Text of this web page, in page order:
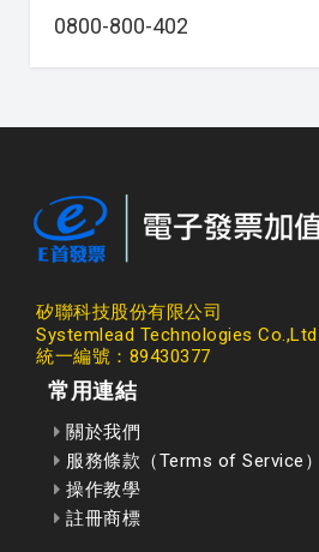
0800-800-402
矽聯科技股份有限公司
Systemlead Technologies Co.,Ltd
統一編號：89430377
常用連結
關於我們
服務條款（Terms of Service）
操作教學
註冊商標